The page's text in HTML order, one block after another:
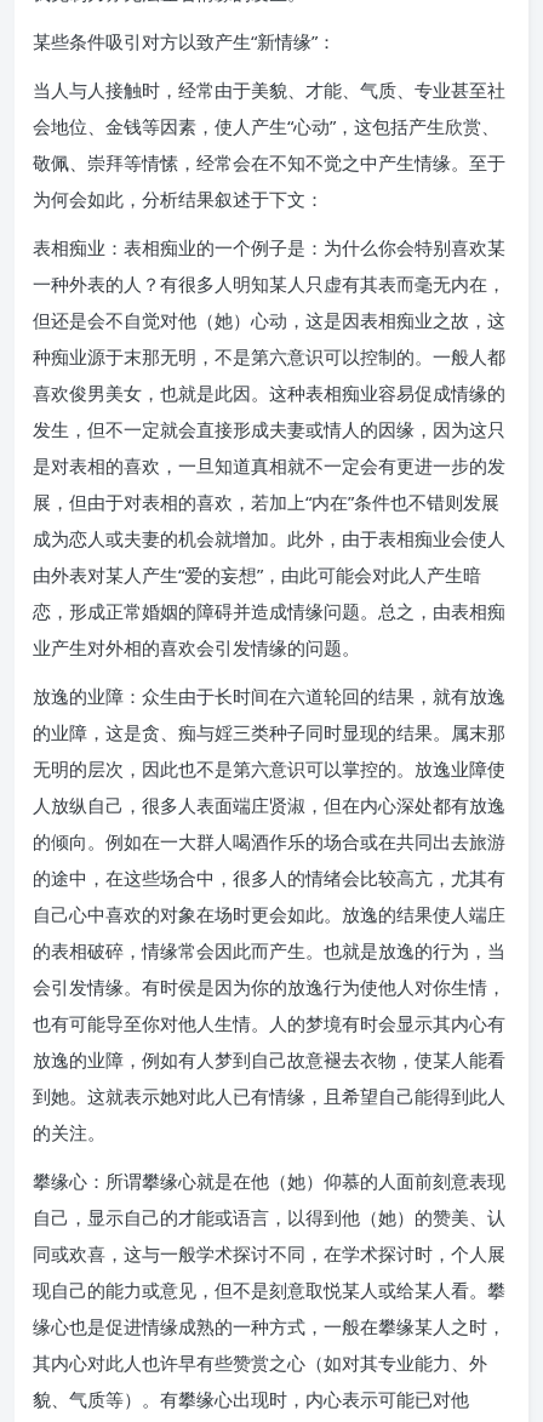
某些条件吸引对方以致产生“新情缘”：
当人与人接触时，经常由于美貌、才能、气质、专业甚至社
会地位、金钱等因素，使人产生“心动”，这包括产生欣赏、
敬佩、崇拜等情愫，经常会在不知不觉之中产生情缘。至于
为何会如此，分析结果叙述于下文：
表相痴业：表相痴业的一个例子是：为什么你会特别喜欢某
一种外表的人？有很多人明知某人只虚有其表而毫无内在，
但还是会不自觉对他（她）心动，这是因表相痴业之故，这
种痴业源于末那无明，不是第六意识可以控制的。一般人都
喜欢俊男美女，也就是此因。这种表相痴业容易促成情缘的
发生，但不一定就会直接形成夫妻或情人的因缘，因为这只
是对表相的喜欢，一旦知道真相就不一定会有更进一步的发
展，但由于对表相的喜欢，若加上“内在”条件也不错则发展
成为恋人或夫妻的机会就增加。此外，由于表相痴业会使人
由外表对某人产生“爱的妄想”，由此可能会对此人产生暗
恋，形成正常婚姻的障碍并造成情缘问题。总之，由表相痴
业产生对外相的喜欢会引发情缘的问题。
放逸的业障：众生由于长时间在六道轮回的结果，就有放逸
的业障，这是贪、痴与婬三类种子同时显现的结果。属末那
无明的层次，因此也不是第六意识可以掌控的。放逸业障使
人放纵自己，很多人表面端庄贤淑，但在内心深处都有放逸
的倾向。例如在一大群人喝酒作乐的场合或在共同出去旅游
的途中，在这些场合中，很多人的情绪会比较高亢，尤其有
自己心中喜欢的对象在场时更会如此。放逸的结果使人端庄
的表相破碎，情缘常会因此而产生。也就是放逸的行为，当
会引发情缘。有时侯是因为你的放逸行为使他人对你生情，
也有可能导至你对他人生情。人的梦境有时会显示其内心有
放逸的业障，例如有人梦到自己故意褪去衣物，使某人能看
到她。这就表示她对此人已有情缘，且希望自己能得到此人
的关注。
攀缘心：所谓攀缘心就是在他（她）仰慕的人面前刻意表现
自己，显示自己的才能或语言，以得到他（她）的赞美、认
同或欢喜，这与一般学术探讨不同，在学术探讨时，个人展
现自己的能力或意见，但不是刻意取悦某人或给某人看。攀
缘心也是促进情缘成熟的一种方式，一般在攀缘某人之时，
其内心对此人也许早有些赞赏之心（如对其专业能力、外
貌、气质等）。有攀缘心出现时，内心表示可能已对他